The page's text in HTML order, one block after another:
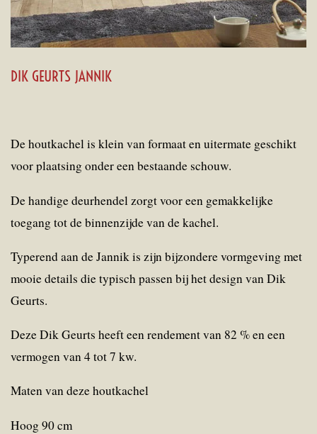
DIK GEURTS JANNIK
De houtkachel is klein van formaat en uitermate geschikt
voor plaatsing onder een bestaande schouw.
De handige deurhendel zorgt voor een gemakkelijke
toegang tot de binnenzijde van de kachel.
Typerend aan de Jannik is zijn bijzondere vormgeving met
mooie details die typisch passen bij het design van Dik
Geurts.
Deze Dik Geurts heeft een rendement van 82 % en een
vermogen van 4 tot 7 kw.
Maten van deze houtkachel
Hoog 90 cm